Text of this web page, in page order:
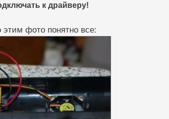
к драйверу!
фото понятно все: